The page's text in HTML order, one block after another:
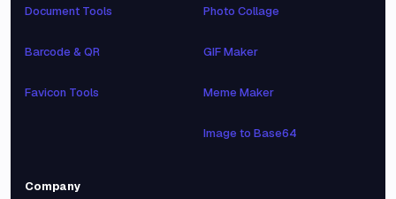
Document Tools
Barcode & QR
Favicon Tools
Photo Collage
GIF Maker
Meme Maker
Image to Base64
Company